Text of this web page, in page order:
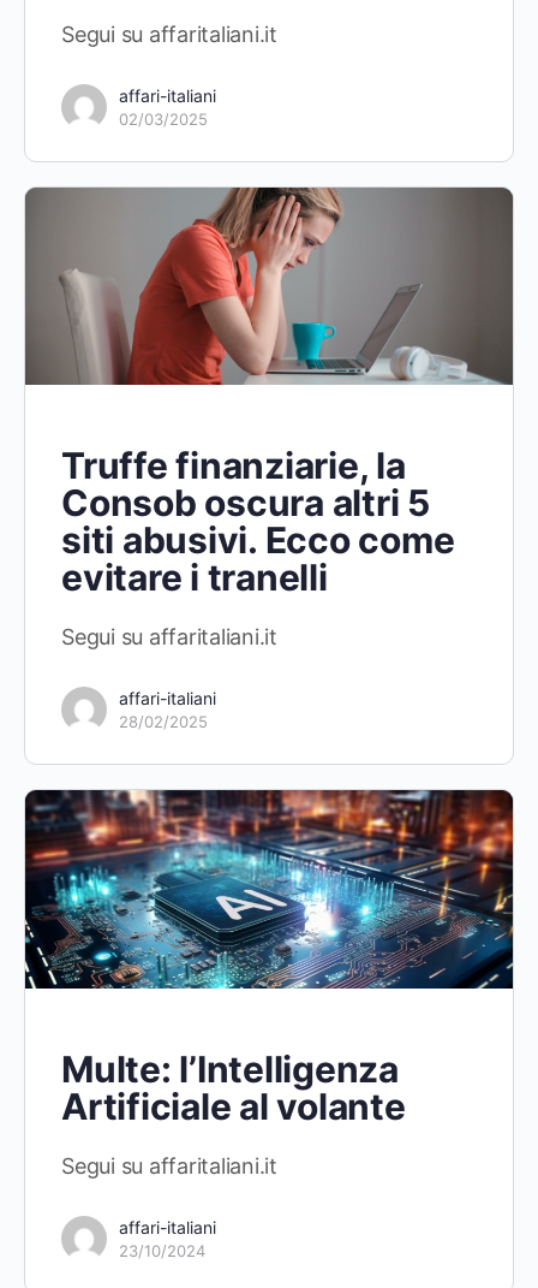
Segui su affaritaliani.it
affari-italiani
02/03/2025
Truffe finanziarie, la
Consob oscura altri 5
siti abusivi. Ecco come
evitare i tranelli
Segui su affaritaliani.it
affari-italiani
28/02/2025
Multe: l’Intelligenza
Artificiale al volante
Segui su affaritaliani.it
affari-italiani
23/10/2024